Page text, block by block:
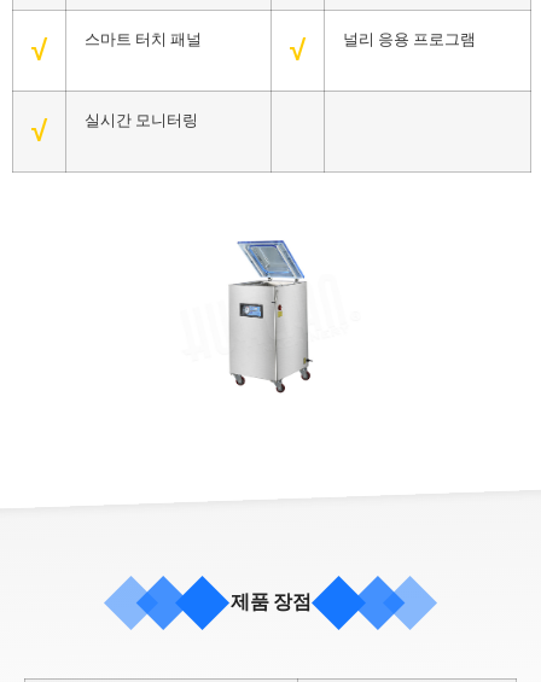
√ 스마트 터치 패널 √ 널리 응용 프로그램
√ 실시간 모니터링
제품 장점